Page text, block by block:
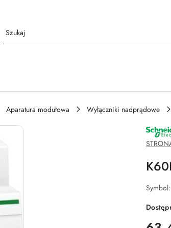
Aparatura modułowa Wyłączniki nadprądowe
NAZWA
Symbol: